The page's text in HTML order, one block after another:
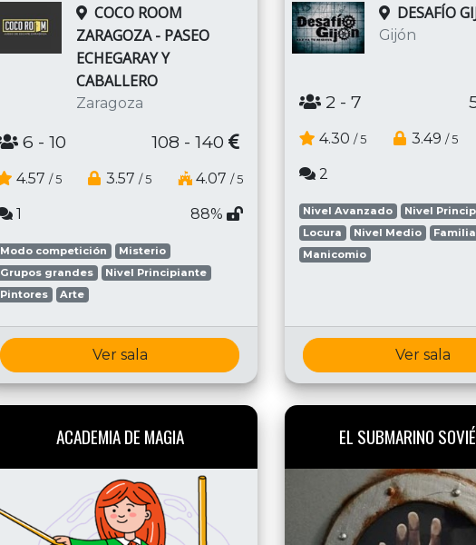
COCO ROOM
ZARAGOZA - PASEO
ECHEGARAY Y
CABALLERO
Zaragoza
6 - 10 108 - 140
4.57 / 5 3.57 / 5 4.07 / 5
1 88%
Modo competición
Misterio
Grupos grandes
Nivel Principiante
Pintores
Arte
Ver sala
DESAFÍO
Gijón
2 - 7
4.30 / 5 3.49 / 5
2
Nivel Avanzado
Nivel
Locura
Nivel Medio
Manicomio
Ver sala
ACADEMIA DE MAGIA EL SUBMARINO